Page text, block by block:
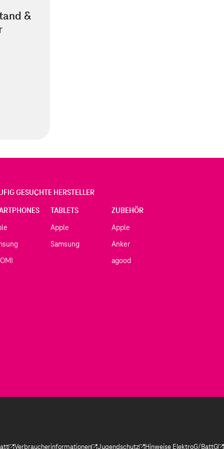
&
GESUCHTE HERSTELLER
TABLETS
Apple
Samsung
ZUBEHÖR
Apple
Anker
agood
Verbraucherinformationen Jugendschutz Hinweise ElektroG/BattG